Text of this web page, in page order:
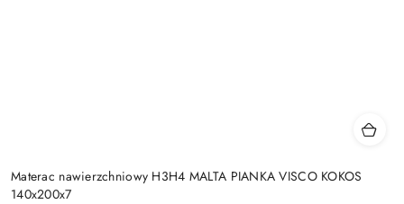
Materac nawierzchniowy H3H4 MALTA PIANKA VISCO KOKOS
140x200x7